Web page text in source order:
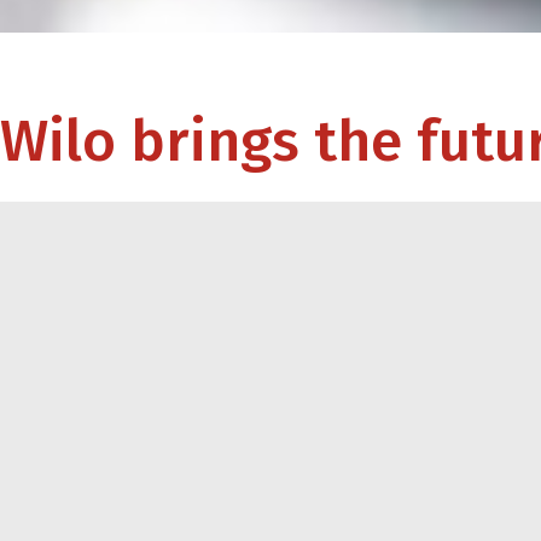
Wilo brings the